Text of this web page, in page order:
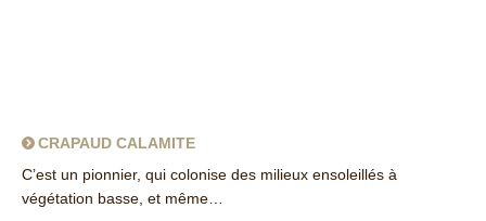
CRAPAUD CALAMITE
C’est un pionnier, qui colonise des milieux ensoleillés à
végétation basse, et même…